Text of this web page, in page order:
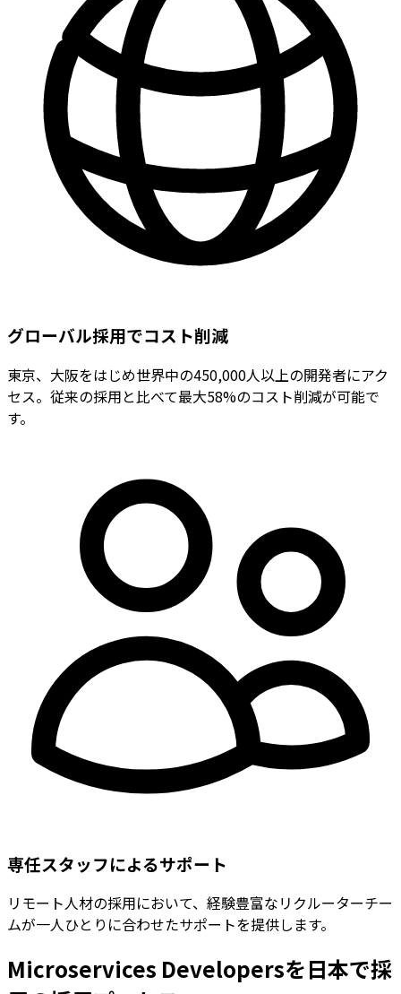
グローバル採用でコスト削減
東京、大阪をはじめ世界中の450,000人以上の開発者にアク
セス。従来の採用と比べて最大58%のコスト削減が可能で
す。
専任スタッフによるサポート
リモート人材の採用において、経験豊富なリクルーターチー
ムが一人ひとりに合わせたサポートを提供します。
Microservices Developersを日本で採